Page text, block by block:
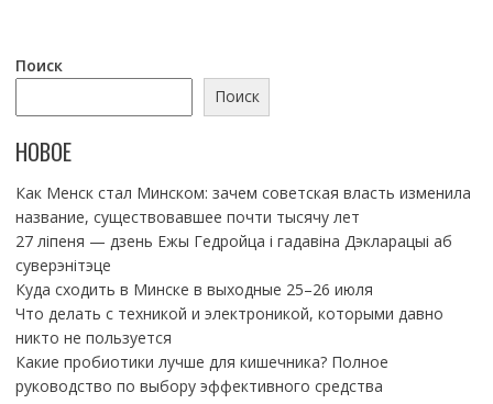
Поиск
Поиск
НОВОЕ
Как Менск стал Минском: зачем советская власть изменила
название, существовавшее почти тысячу лет
27 ліпеня — дзень Ежы Гедройца і гадавіна Дэкларацыі аб
суверэнітэце
Куда сходить в Минске в выходные 25–26 июля
Что делать с техникой и электроникой, которыми давно
никто не пользуется
Какие пробиотики лучше для кишечника? Полное
руководство по выбору эффективного средства